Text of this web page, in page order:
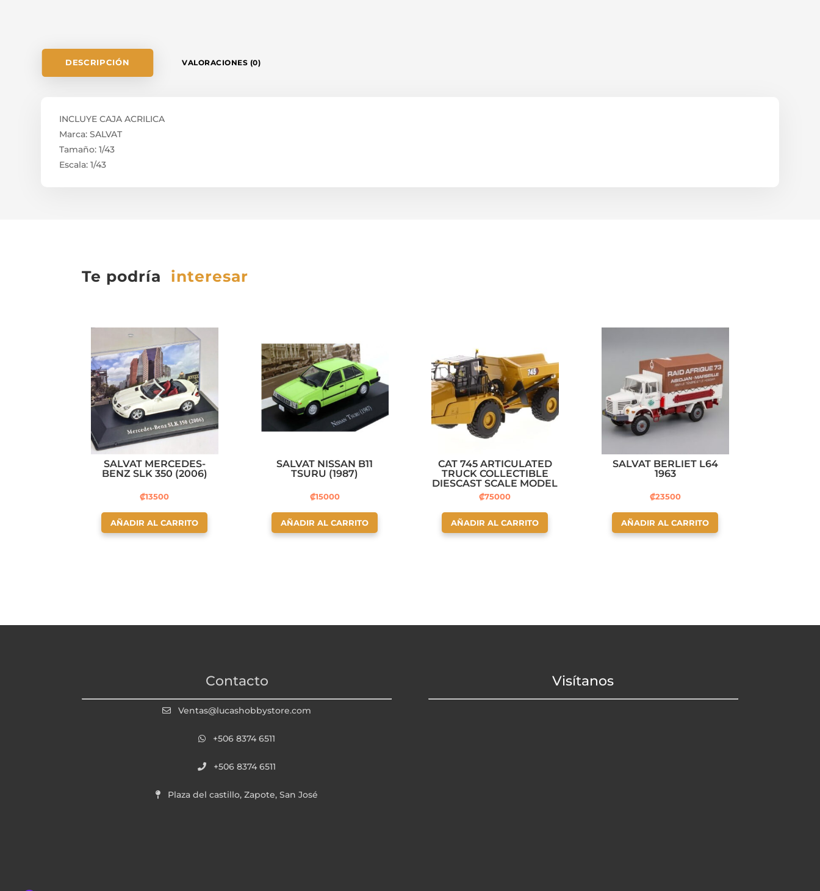
DESCRIPCIÓN VALORACIONES (0)
INCLUYE CAJA ACRILICA
Marca: SALVAT
Tamaño: 1/43
Escala: 1/43
Te podría interesar
SALVAT MERCEDES-
BENZ SLK 350 (2006)
₡13500
AÑADIR AL CARRITO
SALVAT NISSAN B11
TSURU (1987)
₡15000
AÑADIR AL CARRITO
CAT 745 ARTICULATED
TRUCK COLLECTIBLE
DIESCAST SCALE MODEL
REPLICA
₡75000
AÑADIR AL CARRITO
SALVAT BERLIET L64
1963
₡23500
AÑADIR AL CARRITO
Contacto
Ventas@lucashobbystore.com
+506 8374 6511
+506 8374 6511
Plaza del castillo, Zapote, San José
Visítanos